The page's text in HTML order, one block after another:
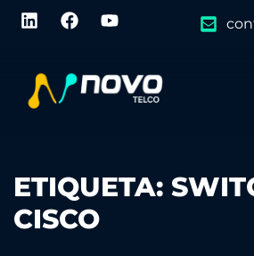
ETIQUETA:
CISCO